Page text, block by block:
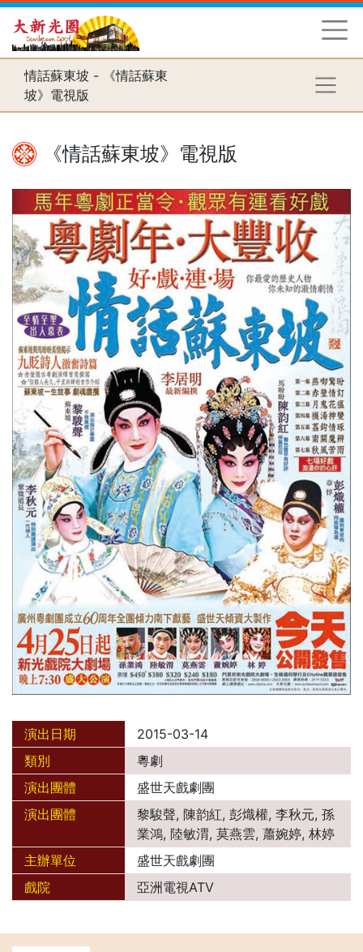
情話蘇東坡 - 《情話蘇東
坡》電視版
《情話蘇東坡》電視版
演出日期
2015-03-14
類別
粵劇
演出團體
盛世天戲劇團
演出團體
黎駿聲, 陳韵紅, 彭熾權, 李秋元, 孫
業鴻, 陸敏渭, 莫燕雲, 蕭婉婷, 林婷
主辦單位
盛世天戲劇團
戲院
亞洲電視ATV